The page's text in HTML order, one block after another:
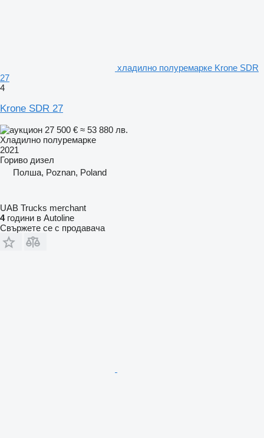
хладилно полуремарке Krone SDR
27
4
Krone SDR 27
27 500 € ≈ 53 880 лв.
Хладилно полуремарке
2021
Гориво дизел
Полша, Poznan, Poland
UAB Trucks merchant
4години в Autoline
Свържете се с продавача